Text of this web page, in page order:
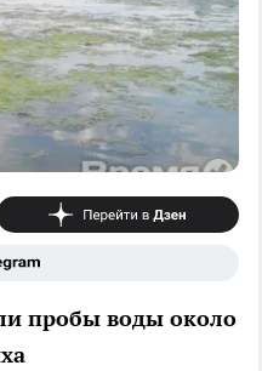
пробы воды около